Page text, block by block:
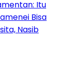
Itu
Bisa
Nasib